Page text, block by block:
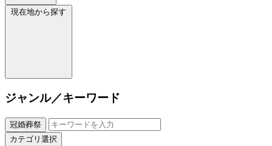
現在地から探す
ジャンル／キーワード
冠婚葬祭
カテゴリ選択